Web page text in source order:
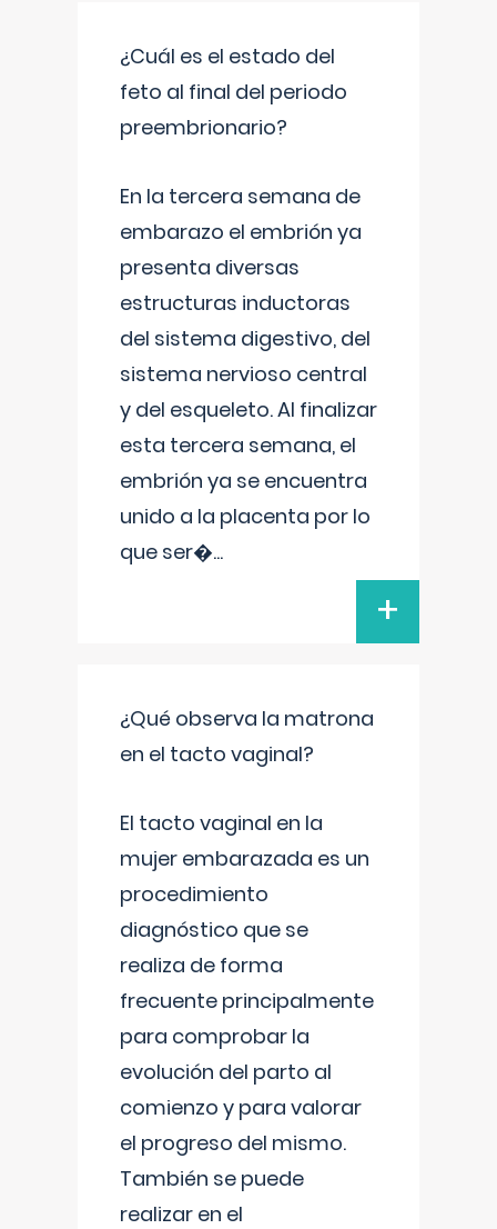
¿Cuál es el estado del
feto al final del periodo
preembrionario?
En la tercera semana de
embarazo el embrión ya
presenta diversas
estructuras inductoras
del sistema digestivo, del
sistema nervioso central
y del esqueleto. Al finalizar
esta tercera semana, el
embrión ya se encuentra
unido a la placenta por lo
que ser�...
+
¿Qué observa la matrona
en el tacto vaginal?
El tacto vaginal en la
mujer embarazada es un
procedimiento
diagnóstico que se
realiza de forma
frecuente principalmente
para comprobar la
evolución del parto al
comienzo y para valorar
el progreso del mismo.
También se puede
realizar en el